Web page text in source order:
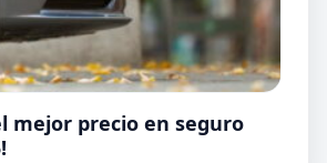
mejor precio en seguro